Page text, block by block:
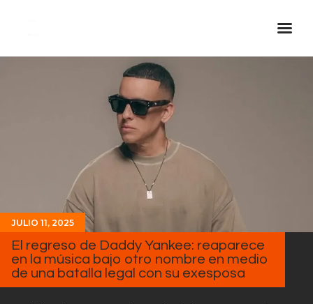
Inicio Real FM
Streaming
Descarga La APP
Programas
Noticias
Equipo
Sobre Nosotros
Contactos
JULIO 11, 2025
El regreso de Daddy Yankee: reaparece
en la música bajo otro nombre en medio
de una batalla legal con su exesposa